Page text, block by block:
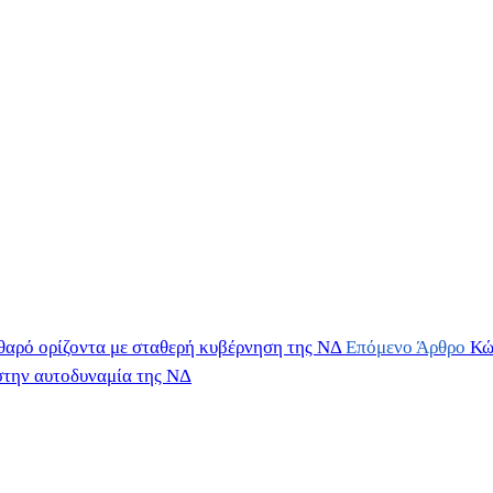
ορίζοντα με σταθερή κυβέρνηση της ΝΔ Επόμενο Άρθρο
αυτοδυναμία της ΝΔ